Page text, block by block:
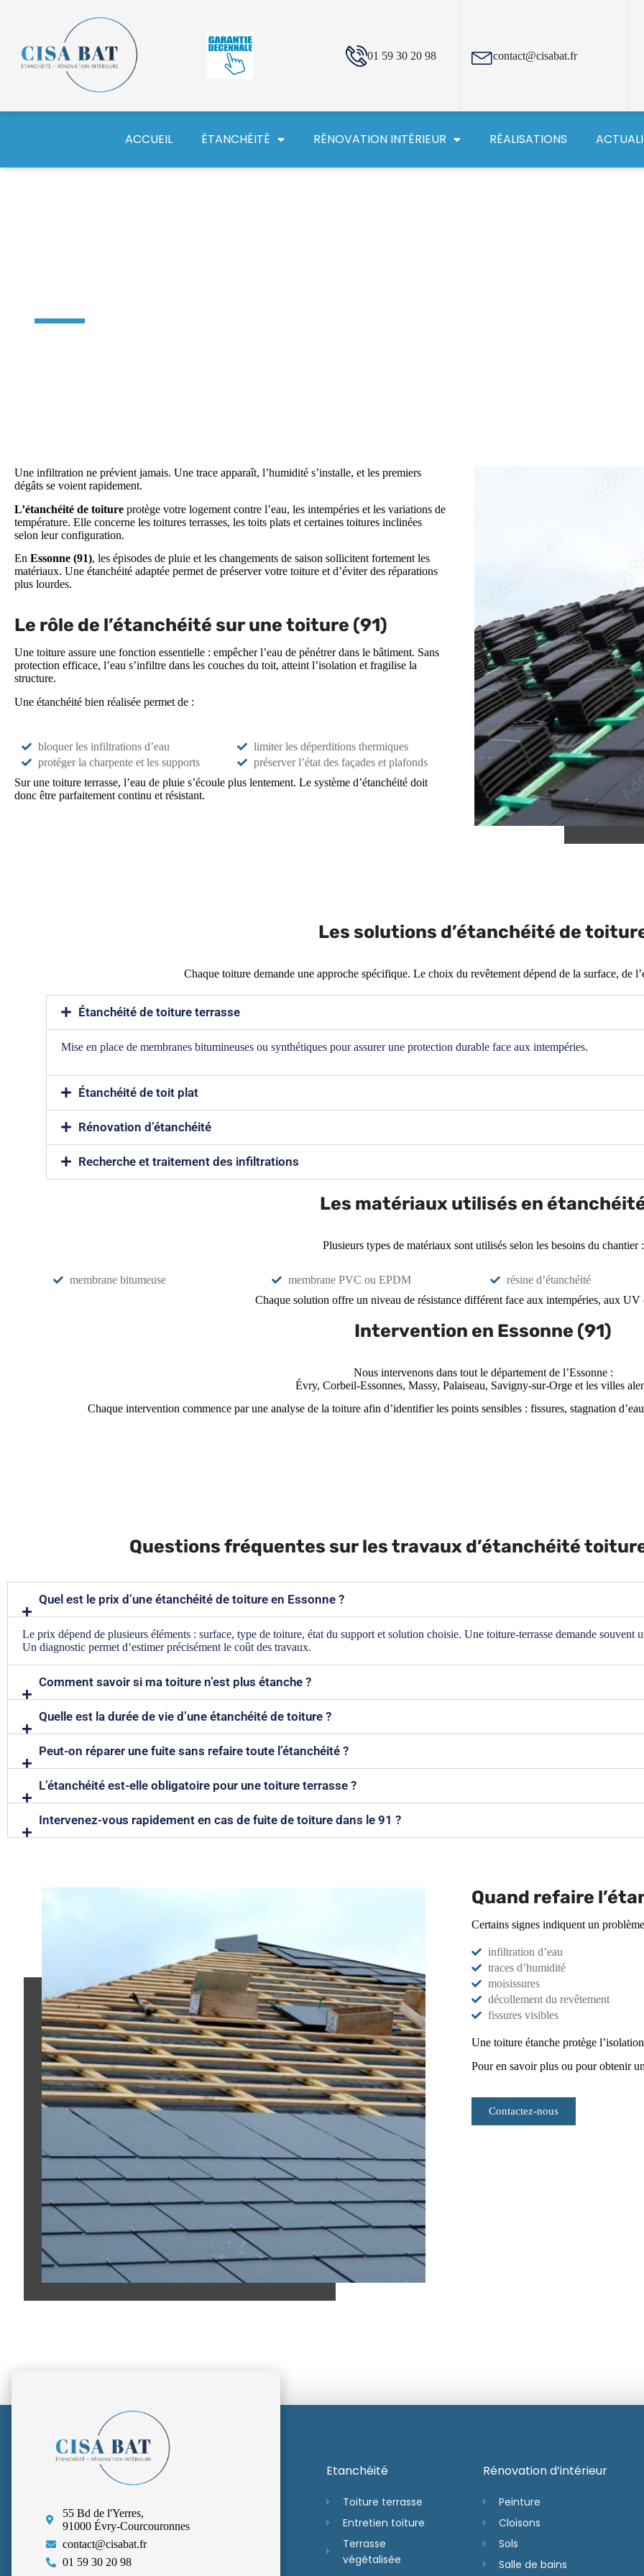
01 59 30 20 98 contact@cisabat.fr
ACCUEIL ÉTANCHÉITÉ RÉNOVATION INTÉRIEUR RÉALISATIONS
Une infiltration ne prévient jamais. Une trace apparaît, l’humidité s’installe, et les premiers
dégâts se voient rapidement.
L’étanchéité de toiture protège votre logement contre l’eau, les intempéries et les variations de
température. Elle concerne les toitures terrasses, les toits plats et certaines toitures inclinées
selon leur configuration.
En Essonne (91), les épisodes de pluie et les changements de saison sollicitent fortement les
matériaux. Une étanchéité adaptée permet de préserver votre toiture et d’éviter des réparations
plus lourdes.
Le rôle de l’étanchéité sur une toiture (91)
Une toiture assure une fonction essentielle : empêcher l’eau de pénétrer dans le bâtiment. Sans
protection efficace, l’eau s’infiltre dans les couches du toit, atteint l’isolation et fragilise la
structure.
Une étanchéité bien réalisée permet de :
bloquer les infiltrations d’eau
protéger la charpente et les supports
limiter les déperditions thermiques
préserver l’état des façades et plafonds
Sur une toiture terrasse, l’eau de pluie s’écoule plus lentement. Le système d’étanchéité doit
donc être parfaitement continu et résistant.
Les solutions d’étanchéité de
Chaque toiture demande une approche spécifique. Le choix du revêtement dépend de la surface, de
Étanchéité de toiture terrasse
Mise en place de membranes bitumineuses ou synthétiques pour assurer une protection durable face aux intempéries.
Étanchéité de toit plat
Rénovation d’étanchéité
Recherche et traitement des infiltrations
Les matériaux utilisés en
Plusieurs types de matériaux sont utilisés selon les besoins du chantier :
membrane bitumeuse membrane PVC ou EPDM
résine d’étanchéité
Chaque solution offre un niveau de résistance différent face aux intempéries, aux UV
Intervention en Essonne (91)
Nous intervenons dans tout le département de l’Essonne :
Évry, Corbeil-Essonnes, Massy, Palaiseau, Savigny-sur-Orge et les villes
Chaque intervention commence par une analyse de la toiture afin d’identifier les points sensibles : fissures, stagnation
Questions fréquentes sur les travaux d’étanchéité
Quel est le prix d’une étanchéité de toiture en Essonne ?
Le prix dépend de plusieurs éléments : surface, type de toiture, état du support et solution choisie. Une toiture-terrasse demande souvent
Un diagnostic permet d’estimer précisément le coût des travaux.
Comment savoir si ma toiture n’est plus étanche ?
Quelle est la durée de vie d’une étanchéité de toiture ?
Peut-on réparer une fuite sans refaire toute l’étanchéité ?
L’étanchéité est-elle obligatoire pour une toiture terrasse ?
Intervenez-vous rapidement en cas de fuite de toiture dans le 91 ?
Quand refaire
Certains signes indiquent un
infiltration d’eau
traces d’humidité
moisissures
décollement du revêtement
fissures visibles
Une toiture étanche protège
Pour en savoir plus ou pour obtenir
Contactez-nous
55 Bd de l'Yerres,
91000 Évry-Courcouronnes
contact@cisabat.fr
01 59 30 20 98
Etanchéité
Toiture terrasse
Entretien toiture
Terrasse
végétalisée
Rénovation d’intérieur
Peinture
Cloisons
Sols
Salle de bains